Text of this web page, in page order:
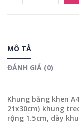
MÔ TẢ
ĐÁNH GIÁ (0)
Khung bằng khen
21x30cm) khung
rộng 1.5cm, dày